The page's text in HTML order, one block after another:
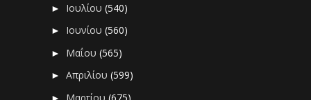
► Ιουλίου(540)
► Ιουνίου(560)
► Μαΐου(565)
►Απριλίου(599)
► Μαρτίου(675)